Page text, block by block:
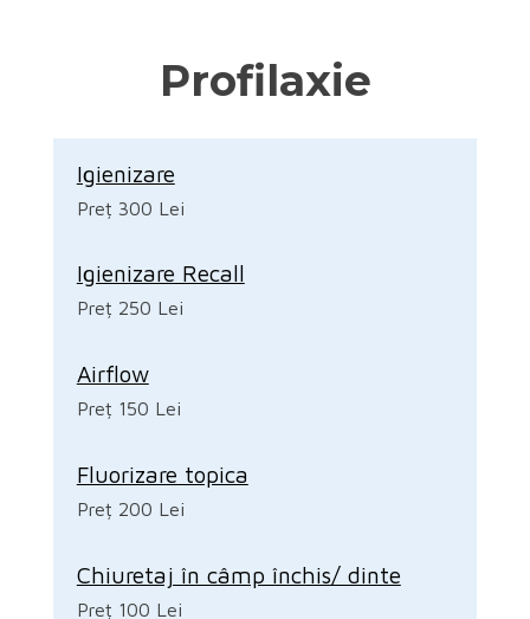
Profilaxie
Igienizare
Preț 300 Lei
Igienizare Recall
Preț 250 Lei
Airflow
Preț 150 Lei
Fluorizare topica
Preț 200 Lei
Chiuretaj în câmp închis/ dinte
Preț 100 Lei